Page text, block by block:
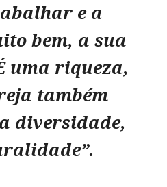
e a
bem, a sua
uma riqueza,
também
diversidade,